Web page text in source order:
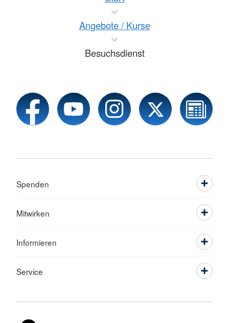
Angebote / Kurse
Besuchsdienst
Spenden
Mitwirken
Informieren
Service
Sprache wechseln zu